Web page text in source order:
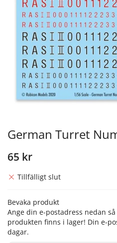
German Turret
65 kr
Tillfälligt slut
Bevaka produkt
Ange din e-postadress nedan
produkten finns i lager! Din e-
dagar.